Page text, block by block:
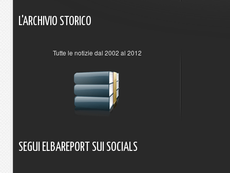
L'ARCHIVIO STORICO
Tutte le notizie dal 2002 al 2012
SEGUI ELBAREPORT SUI SOCIALS